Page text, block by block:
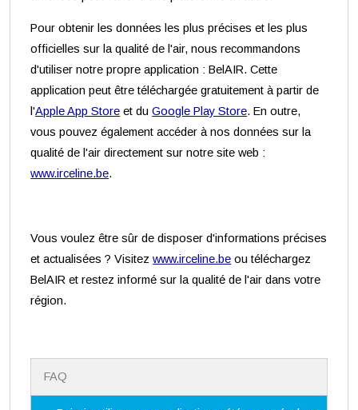
Pour obtenir les données les plus précises et les plus
officielles sur la qualité de l'air, nous recommandons
d'utiliser notre propre application : BelAIR. Cette
application peut être téléchargée gratuitement à partir de
l'Apple App Store et duGoogle Play Store. En outre,
vous pouvez également accéder à nos données sur la
qualité de l'air directement sur notre site web :
www.irceline.be.
Vous voulez être sûr de disposer d'informations précises
et actualisées ? Visitezwww.irceline.be ou téléchargez
BelAIR et restez informé sur la qualité de l'air dans votre
région.
v
FAQ